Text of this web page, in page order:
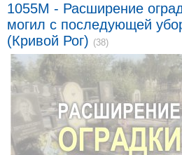
1055M - Расширение
могил с последующей
(Кривой Рог) (38)